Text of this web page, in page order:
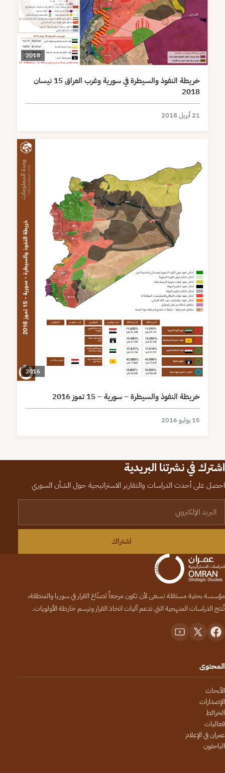
2018
خريطة النفوذ والسيطرة في سورية وغرب العراق 15 نيسان
2018
21 أبريل 2018
2016
خريطة النفوذ والسيطرة – سورية – 15 تموز 2016
15 يوليو 2016
اشترك في نشرتنا البريدية
احصل على أحدث الدراسات والتقارير الاستراتيجية حول الشأن السوري
اشتراك
مؤسسة بحثية مستقلة تسعى لأن تكون مرجعاً لصنّاع القرار في سوريا والمنطقة،
تُنتج الدراسات المنهجية التي تدعم آليات اتخاذ القرار وترسم خارطة الأولويات.
المحتوى
الأبحاث
الإصدارات
الخرائط
فعاليات
عمران في الإعلام
الباحثون